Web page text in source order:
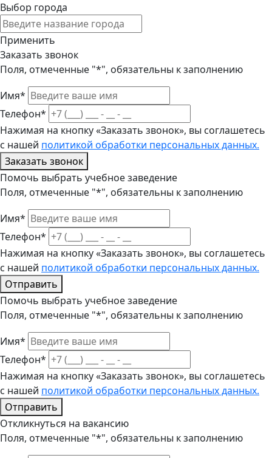
Выбор города
Применить
Заказать звонок
Поля, отмеченные "*", обязательны к заполнению
Имя*
Телефон*
Нажимая на кнопку «Заказать звонок», вы соглашетесь
с нашей политикой обработки персональных данных.
Заказать звонок
Помочь выбрать учебное заведение
Поля, отмеченные "*", обязательны к заполнению
Имя*
Телефон*
Нажимая на кнопку «Заказать звонок», вы соглашетесь
с нашей политикой обработки персональных данных.
Отправить
Помочь выбрать учебное заведение
Поля, отмеченные "*", обязательны к заполнению
Имя*
Телефон*
Нажимая на кнопку «Заказать звонок», вы соглашетесь
с нашей политикой обработки персональных данных.
Отправить
Откликнуться на вакансию
Поля, отмеченные "*", обязательны к заполнению